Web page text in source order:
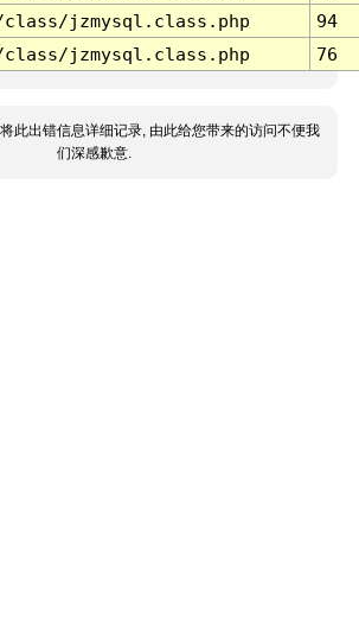
class/jzmysql.class.php
94
class/jzmysql.class.php 76
此出错信息详细记录, 由此给您带来的访问不便我
们深感歉意.